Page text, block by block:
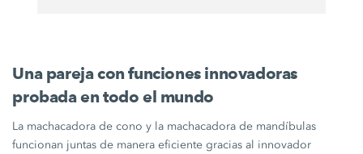
Una pareja con funciones innovadoras
probada en todo el mundo
La machacadora de cono y la machacadora de mandíbulas
funcionan juntas de manera eficiente gracias al innovador